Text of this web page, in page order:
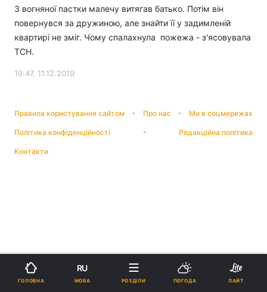
З вогняної пастки малечу витягав батько. Потім він
повернувся за дружиною, але знайти її у задимленій
квартирі не зміг. Чому спалахнула пожежа - з'ясовувала
ТСН.
19:47, 11.12.2019
Правила користування сайтом Про нас Ми в соцмережах
Політика конфіденційності Редакційна політика
Контакти
ГОЛОВНА
RU
МОВА РОЗДІЛИ ПОГОДА ЛАЙТ